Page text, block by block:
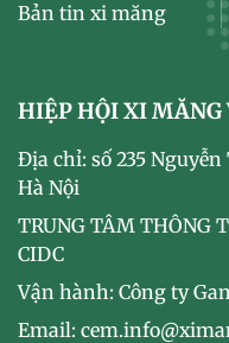
Bản tin xi măng
HIỆP HỘI XI
Địa chỉ: số 235
Hà Nội
TRUNG TÂM THÔNG
CIDC
Vận hành: Công ty
Email: